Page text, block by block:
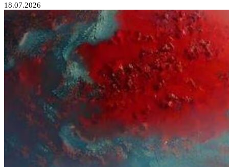
18.07.2026